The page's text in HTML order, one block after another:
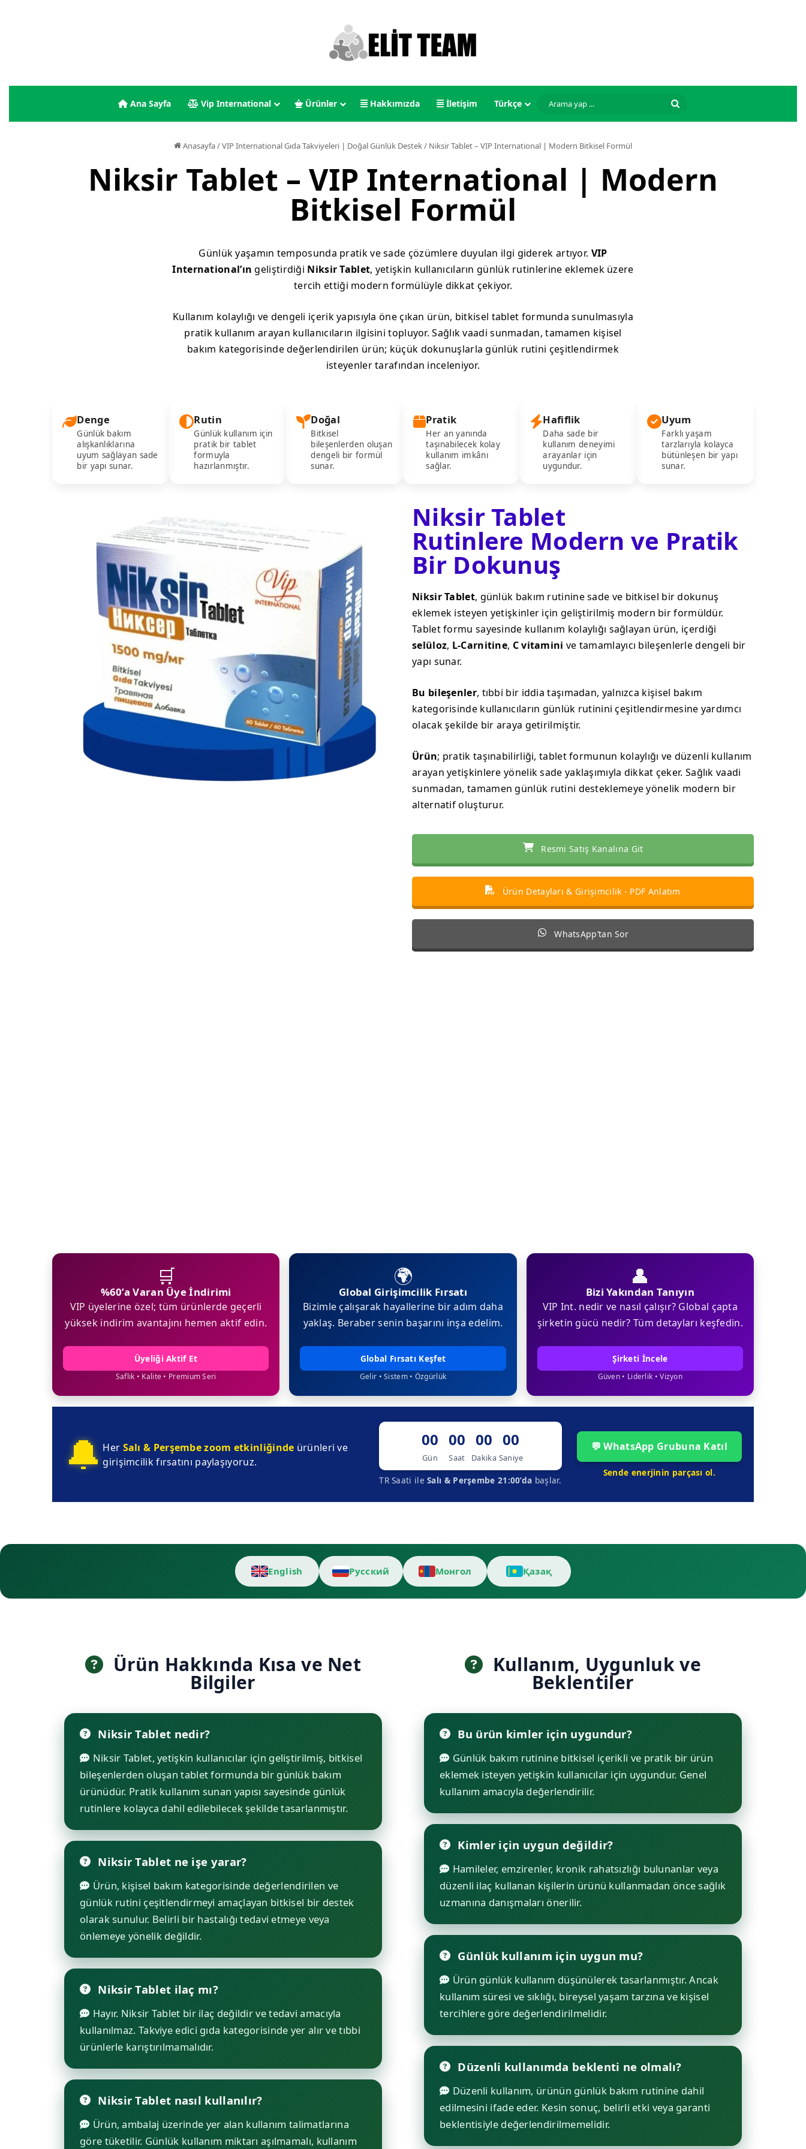
Ana Sayfa Vip International Ürünler Hakkımızda İletişim Türkçe
Arama
yap
Anasayfa/VIP International Gıda Takviyeleri | Doğal Günlük Destek/ Niksir Tablet – VIP International | Modern Bitkisel Formül
Niksir Tablet – VIP International | Modern
Bitkisel Formül
Günlük yaşamın temposunda pratik ve sade çözümlere duyulan ilgi giderek artıyor. VIP
International’ın geliştirdiği Niksir Tablet, yetişkin kullanıcıların günlük rutinlerine eklemek üzere
tercih ettiği modern formülüyle dikkat çekiyor.
Kullanım kolaylığı ve dengeli içerik yapısıyla öne çıkan ürün, bitkisel tablet formunda sunulmasıyla
pratik kullanım arayan kullanıcıların ilgisini topluyor. Sağlık vaadi sunmadan, tamamen kişisel
bakım kategorisinde değerlendirilen ürün; küçük dokunuşlarla günlük rutini çeşitlendirmek
isteyenler tarafından inceleniyor.
Denge
Günlük bakım
alışkanlıklarına
uyum sağlayan sade
bir yapı sunar.
Rutin
Günlük kullanım için
pratik bir tablet
formuyla
hazırlanmıştır.
Doğal
Bitkisel
bileşenlerden oluşan
dengeli bir formül
sunar.
Pratik
Her an yanında
taşınabilecek kolay
kullanım imkânı
sağlar.
Hafiflik
Daha sade bir
kullanım deneyimi
arayanlar için
uygundur.
Uyum
Farklı yaşam
tarzlarıyla kolayca
bütünleşen bir yapı
sunar.
Niksir Tablet
Rutinlere Modern ve Pratik
Bir Dokunuş
Niksir Tablet, günlük bakım rutinine sade ve bitkisel bir dokunuş
eklemek isteyen yetişkinler için geliştirilmiş modern bir formüldür.
Tablet formu sayesinde kullanım kolaylığı sağlayan ürün, içerdiği
selüloz, L-Carnitine, C vitamini ve tamamlayıcı bileşenlerle dengeli bir
yapı sunar.
Bu bileşenler, tıbbi bir iddia taşımadan, yalnızca kişisel bakım
kategorisinde kullanıcıların günlük rutinini çeşitlendirmesine yardımcı
olacak şekilde bir araya getirilmiştir.
Ürün; pratik taşınabilirliği, tablet formunun kolaylığı ve düzenli kullanım
arayan yetişkinlere yönelik sade yaklaşımıyla dikkat çeker. Sağlık vaadi
sunmadan, tamamen günlük rutini desteklemeye yönelik modern bir
alternatif oluşturur.
Resmi Satış Kanalına Git
Ürün Detayları & Girişimcilik - PDF Anlatım
WhatsApp’tan Sor
🛒
%60’a Varan Üye İndirimi
VIP üyelerine özel; tüm ürünlerde geçerli
yüksek indirim avantajını hemen aktif edin.
Üyeliği Aktif Et
Saflık • Kalite • Premium Seri
🌍
Global Girişimcilik Fırsatı
Bizimle çalışarak hayallerine bir adım daha
yaklaş. Beraber senin başarını inşa edelim.
Global Fırsatı Keşfet
Gelir • Sistem • Özgürlük
👤
Bizi Yakından Tanıyın
VIP Int. nedir ve nasıl çalışır? Global çapta
şirketin gücü nedir? Tüm detayları keşfedin.
Şirketi İncele
Güven • Liderlik • Vizyon
🔔Her Salı & Perşembezoom etkinliğinde ürünleri ve
girişimcilik fırsatını paylaşıyoruz.
00
Gün
00
Saat
00
Dakika
00
Saniye
TR Saati ileSalı & Perşembe 21:00’da başlar.
💬 WhatsApp Grubuna Katıl
Sende enerjinin parçası ol.
English Русский Монгол Қазақ
Ürün Hakkında Kısa ve Net
Bilgiler
Niksir Tablet nedir?
Niksir Tablet, yetişkin kullanıcılar için geliştirilmiş, bitkisel
bileşenlerden oluşan tablet formunda bir günlük bakım
ürünüdür. Pratik kullanım sunan yapısı sayesinde günlük
rutinlere kolayca dahil edilebilecek şekilde tasarlanmıştır.
Niksir Tablet ne işe yarar?
Ürün, kişisel bakım kategorisinde değerlendirilen ve
günlük rutini çeşitlendirmeyi amaçlayan bitkisel bir destek
olarak sunulur. Belirli bir hastalığı tedavi etmeye veya
önlemeye yönelik değildir.
Niksir Tablet ilaç mı?
Hayır. Niksir Tablet bir ilaç değildir ve tedavi amacıyla
kullanılmaz. Takviye edici gıda kategorisinde yer alır ve tıbbi
ürünlerle karıştırılmamalıdır.
Niksir Tablet nasıl kullanılır?
Ürün, ambalaj üzerinde yer alan kullanım talimatlarına
göre tüketilir. Günlük kullanım miktarı aşılmamalı, kullanım
Kullanım, Uygunluk ve
Beklentiler
Bu ürün kimler için uygundur?
Günlük bakım rutinine bitkisel içerikli ve pratik bir ürün
eklemek isteyen yetişkin kullanıcılar için uygundur. Genel
kullanım amacıyla değerlendirilir.
Kimler için uygun değildir?
Hamileler, emzirenler, kronik rahatsızlığı bulunanlar veya
düzenli ilaç kullanan kişilerin ürünü kullanmadan önce sağlık
uzmanına danışmaları önerilir.
Günlük kullanım için uygun mu?
Ürün günlük kullanım düşünülerek tasarlanmıştır. Ancak
kullanım süresi ve sıklığı, bireysel yaşam tarzına ve kişisel
tercihlere göre değerlendirilmelidir.
Düzenli kullanımda beklenti ne olmalı?
Düzenli kullanım, ürünün günlük bakım rutinine dahil
edilmesini ifade eder. Kesin sonuç, belirli etki veya garanti
beklentisiyle değerlendirilmemelidir.